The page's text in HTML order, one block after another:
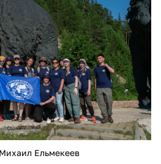
Ельмекеев